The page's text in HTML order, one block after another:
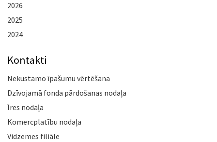
2026
2025
2024
Kontakti
Nekustamo īpašumu vērtēšana
Dzīvojamā fonda pārdošanas nodaļa
Īres nodaļa
Komercplatību nodaļa
Vidzemes filiāle